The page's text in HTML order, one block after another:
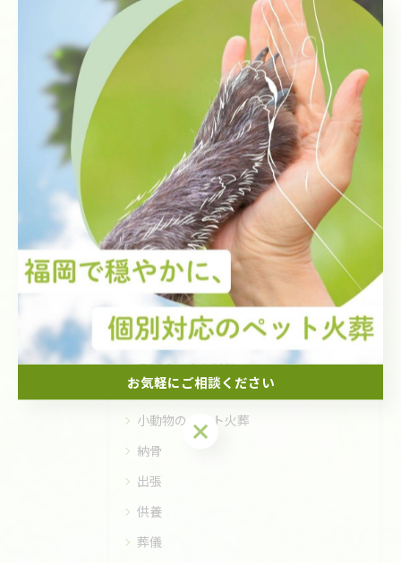
🐾【水巻町｜ヨークシャーテリアのLeon
くんのお見送り】🌸
2026/07/18
1 2 3 4 5 14
カテゴリー Categories
全てのカテゴリー
愛犬のペット火葬
愛猫のペット火葬
小動物のペット火葬
納骨
出張
供養
葬儀
お気軽にご相談ください
お気軽にご相談ください